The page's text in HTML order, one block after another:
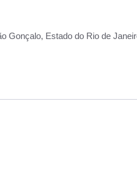
Gonçalo, Estado do Rio de